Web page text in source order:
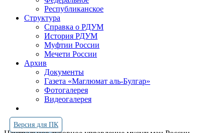
Республиканское
Структура
Справка о РДУМ
История РДУМ
Муфтии России
Мечети России
Архив
Документы
Газета «Маглюмат аль-Булгар»
Фотогалерея
Видеогалерея
Версия для ПК